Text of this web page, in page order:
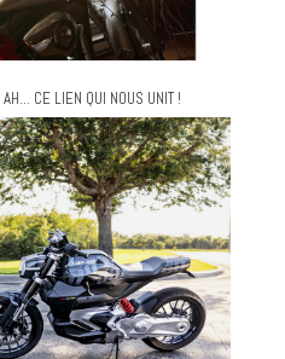
CE LIEN QUI NOUS UNIT !